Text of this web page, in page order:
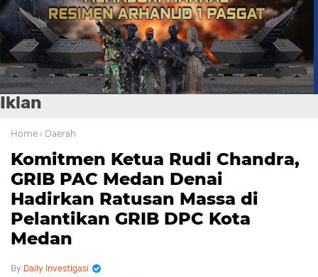
Iklan
Home › Daerah
Komitmen Ketua Rudi Chandra,
GRIB PAC Medan Denai
Hadirkan Ratusan Massa di
Pelantikan GRIB DPC Kota
Medan
Daily Investigasi